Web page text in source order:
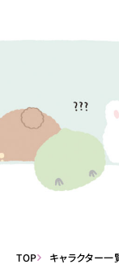
TOP キャラクター一